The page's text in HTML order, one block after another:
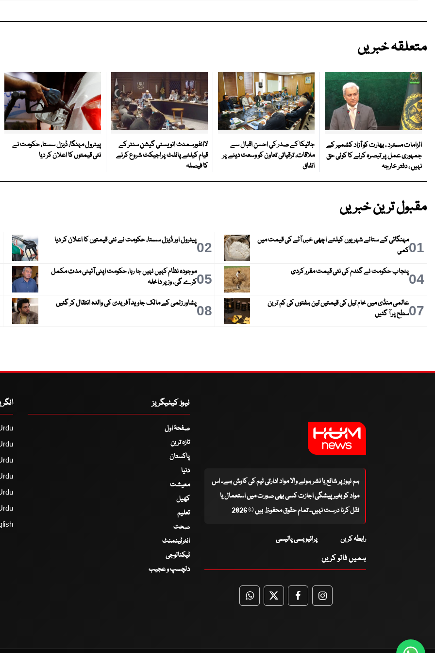
متعلقہ خبریں
الزامات مسترد ، بھارت کو آزاد کشمیر کے
جمہوری عمل پر تبصرہ کرنے کا کوئی حق
نہیں ، دفتر خارجہ
جائیکا کے صدر کی احسن اقبال سے
ملاقات، ترقیاتی تعاون کو وسعت دینے پر
اتفاق
لاانفورسمنٹ انویسٹی گیشن سنٹر کے
قیام کیلئے پائلٹ پراجیکٹ شروع کرنے
کا فیصلہ
پیٹرول مہنگا، ڈیزل سستا، حکومت نے
نئی قیمتوں کا اعلان کر دیا
مقبول ترین خبریں
01مہنگائی کے ستائے شہریوں کیلئے اچھی خبر، آٹے کی قیمت میں
کمی
02پیٹرول اور ڈیزل سستا، حکومت نے نئی قیمتوں کا اعلان کر دیا
04پنجاب حکومت نے گندم کی نئی قیمت مقرر کردی 05موجودہ نظام کہیں نہیں جا رہا، حکومت اپنی آئینی مدت مکمل
کرے گی، وزیر داخلہ
07عالمی منڈی میں خام تیل کی قیمتیں تین ہفتوں کی کم ترین
سطح پر آ گئیں
08پشاور زلمی کے مالک جاوید آفریدی کی والدہ انتقال کر گئیں
ہم نیوز پر شائع یا نشر ہونے والا مواد ادارتی ٹیم کی کاوش ہے۔ اس
مواد کو بغیر پیشگی اجازت کسی بھی صورت میں استعمال یا
نقل کرنا درست نہیں۔ تمام حقوق محفوظ ہیں © 2026
رابطہ کریں پرائیویسی پالیسی
ہمیں فالو کریں
WhatsApp
TwitterFacebookFacebook
نیوز کیٹیگریز
صفحۂ اول
تازہ ترین
پاکستان
دنیا
معیشت
کھیل
تعلیم
صحت
انٹرٹینمنٹ
ٹیکنالوجی
دلچسپ و عجیب